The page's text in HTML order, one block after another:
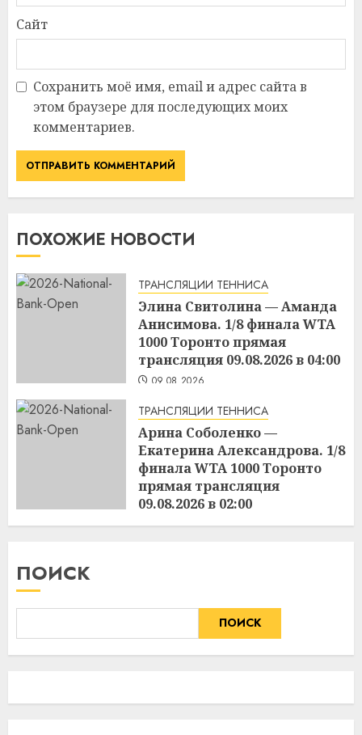
Сайт
Сохранить моё имя, email и адрес сайта в
этом браузере для последующих моих
комментариев.
ПОХОЖИЕ НОВОСТИ
ТРАНСЛЯЦИИ ТЕННИСА
Элина Свитолина — Аманда
Анисимова. 1/8 финала WTA
1000 Торонто прямая
трансляция 09.08.2026 в 04:00
09.08.2026
ТРАНСЛЯЦИИ ТЕННИСА
Арина Соболенко —
Екатерина Александрова. 1/8
финала WTA 1000 Торонто
прямая трансляция
09.08.2026 в 02:00
09.08.2026
ПОИСК
ПОИСК